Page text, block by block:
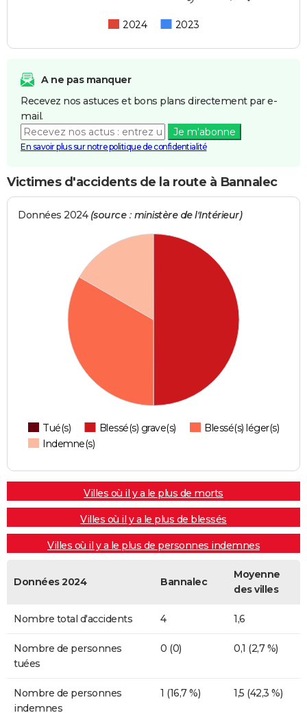
2024 2023
A ne pas manquer
Recevez nos astuces et bons plans directement par e-
mail.
Je m'abonne
En savoir plus sur notre politique de confidentialité
Victimes d'accidents de la route à Bannalec
Données 2024 (source : ministère de l'Intérieur)
Tué(s) Blessé(s) grave(s)
Blessé(s) léger(s)
Indemne(s)
Villes où il y a le plus de morts
Villes où il y a le plus de blessés
Villes où il y a le plus de personnes indemnes
Données 2024 Bannalec
Moyenne
des villes
Nombre total d'accidents 4 1,6
Nombre de personnes
tuées
0 (0) 0,1 (2,7 %)
Nombre de personnes
indemnes
1 (16,7 %) 1,5 (42,3 %)